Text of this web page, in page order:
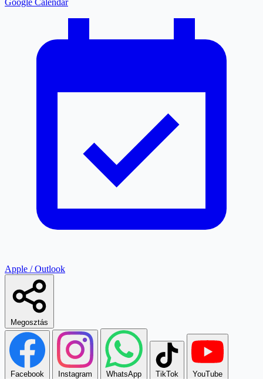
Google Calendar
Apple / Outlook
Megosztás
Facebook Instagram WhatsApp TikTok YouTube